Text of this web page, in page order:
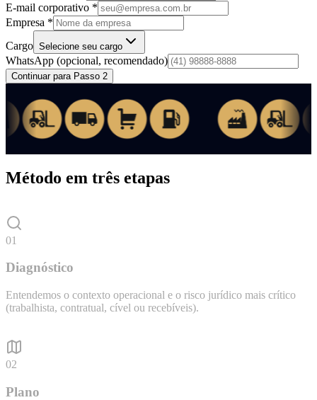
E-mail corporativo *
Empresa *
Cargo Selecione seu cargo
WhatsApp (opcional, recomendado)
Continuar para Passo 2
Método em três etapas
01
Diagnóstico
Entendemos o contexto operacional e o risco jurídico mais crítico
(trabalhista, contratual, cível ou recebíveis).
02
Plano